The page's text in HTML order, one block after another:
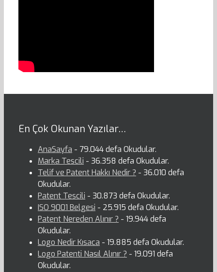
En Çok Okunan Yazılar…
AnaSayfa - 79.044 defa Okudular.
Marka Tescili - 36.358 defa Okudular.
Telif ve Patent Hakkı Nedir ? - 36.010 defa
Okudular.
Patent Tescili - 30.873 defa Okudular.
ISO 9001 Belgesi - 25.915 defa Okudular.
Patent Nereden Alınır ? - 19.944 defa
Okudular.
Logo Nedir Kısaca - 19.885 defa Okudular.
Logo Patenti Nasıl Alınır ? - 19.091 defa
Okudular.